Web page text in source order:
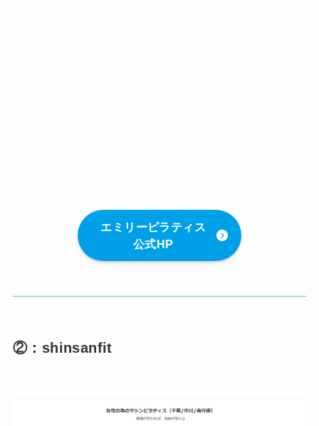
エミリーピラティス
公式HP
②：shinsanfit